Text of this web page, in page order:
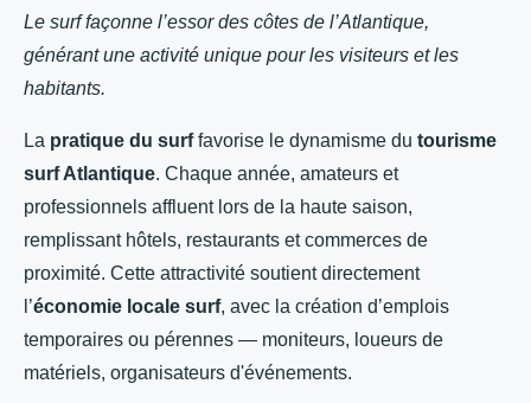
Le surf façonne l’essor des côtes de l’Atlantique,
générant une activité unique pour les visiteurs et les
habitants.
La pratique du surffavorise le dynamisme du tourisme
surf Atlantique. Chaque année, amateurs et
professionnels affluent lors de la haute saison,
remplissant hôtels, restaurants et commerces de
proximité. Cette attractivité soutient directement
l’économie locale surf, avec la création d’emplois
temporaires ou pérennes — moniteurs, loueurs de
matériels, organisateurs d'événements.